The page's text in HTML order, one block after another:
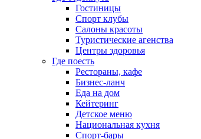
Гостиницы
Спорт клубы
Салоны красоты
Туристические агенства
Центры здоровья
Где поесть
Рестораны, кафе
Бизнес-ланч
Еда на дом
Кейтеринг
Детское меню
Национальная кухня
Спорт-бары